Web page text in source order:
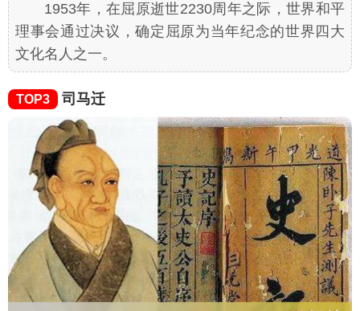
1953年，在屈原逝世2230周年之际，世界和平
理事会通过决议，确定屈原为当年纪念的世界四大
文化名人之一。
TOP3 司马迁